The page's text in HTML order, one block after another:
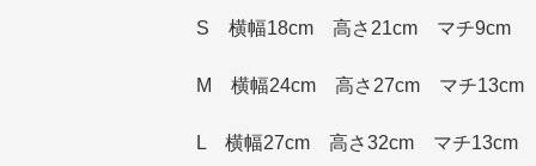
S 横幅18cm 高さ21cm マチ9cm
M 横幅24cm 高さ27cm マチ13cm
L 横幅27cm 高さ32cm マチ13cm